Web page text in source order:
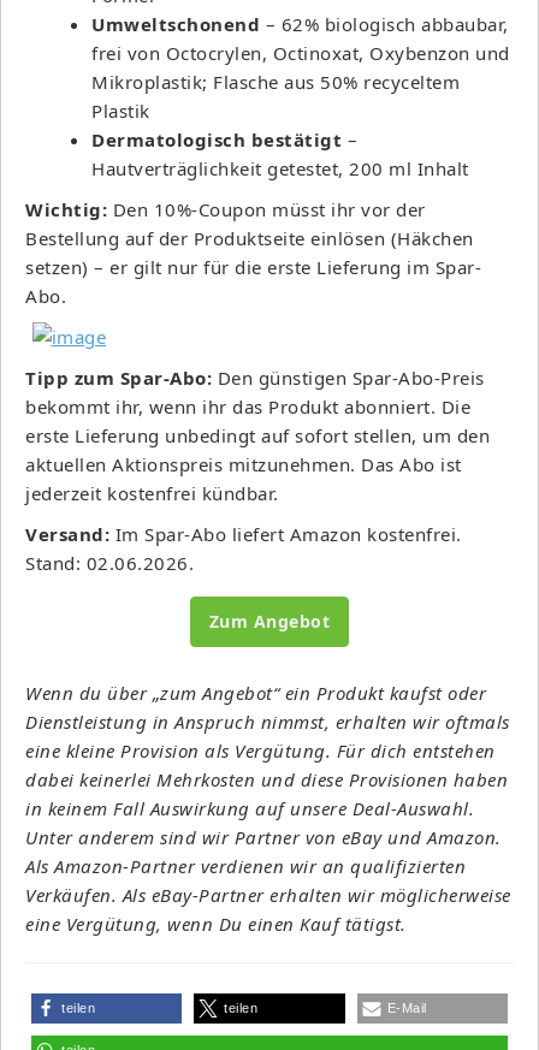
Umweltschonend – 62% biologisch abbaubar,
frei von Octocrylen, Octinoxat, Oxybenzon und
Mikroplastik; Flasche aus 50% recyceltem
Plastik
Dermatologisch bestätigt –
Hautverträglichkeit getestet, 200 ml Inhalt
Wichtig: Den 10%-Coupon müsst ihr vor der
Bestellung auf der Produktseite einlösen (Häkchen
setzen) – er gilt nur für die erste Lieferung im Spar-
Abo.
Tipp zum Spar-Abo: Den günstigen Spar-Abo-Preis
bekommt ihr, wenn ihr das Produkt abonniert. Die
erste Lieferung unbedingt auf sofort stellen, um den
aktuellen Aktionspreis mitzunehmen. Das Abo ist
jederzeit kostenfrei kündbar.
Versand: Im Spar-Abo liefert Amazon kostenfrei.
Stand: 02.06.2026.
Zum Angebot
Wenn du über „zum Angebot“ ein Produkt kaufst oder
Dienstleistung in Anspruch nimmst, erhalten wir oftmals
eine kleine Provision als Vergütung. Für dich entstehen
dabei keinerlei Mehrkosten und diese Provisionen haben
in keinem Fall Auswirkung auf unsere Deal-Auswahl.
Unter anderem sind wir Partner von eBay und Amazon.
Als Amazon-Partner verdienen wir an qualifizierten
Verkäufen. Als eBay-Partner erhalten wir möglicherweise
eine Vergütung, wenn Du einen Kauf tätigst.
teilen teilen E-Mail